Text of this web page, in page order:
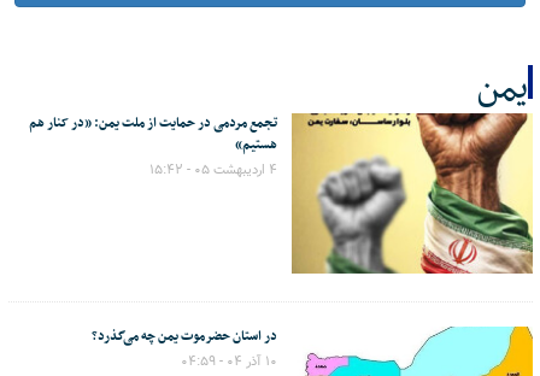
یمن
کل اخبار:60
تجمع مردمی در حمایت از ملت یمن: «در کنار هم
هستیم»
۴ اردیبهشت ۰۵ - ۱۵:۴۲
در استان حضرموت یمن چه می‌گذرد؟
۱۰ آذر ۰۴ - ۰۴:۵۹